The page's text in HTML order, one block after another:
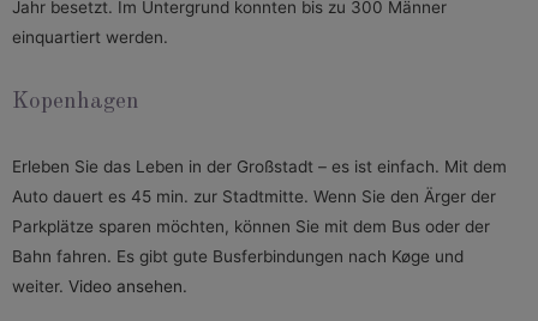
Jahr besetzt. Im Untergrund konnten bis zu 300 Männer
einquartiert werden.
Kopenhagen
Erleben Sie das Leben in der Großstadt – es ist einfach. Mit dem
Auto dauert es 45 min. zur Stadtmitte. Wenn Sie den Ärger der
Parkplätze sparen möchten, können Sie mit dem Bus oder der
Bahn fahren. Es gibt gute Busferbindungen nach Køge und
weiter. Video ansehen.